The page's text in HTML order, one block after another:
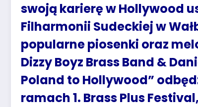
swoją karierę w Hollywood
Filharmonii Sudeckiej w
popularne piosenki oraz
Dizzy Boyz Brass Band &
Poland to Hollywood”
ramach 1. Brass Plus